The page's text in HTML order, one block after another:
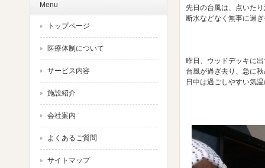
先日の台風は、点いた
断水などなく無事に過
昨日、ウッドデッキに
台風が過ぎ去り、急に
日中は過ごしやすい気
Menu
トップページ
医療体制について
サービス内容
施設紹介
会社案内
よくあるご質問
サイトマップ